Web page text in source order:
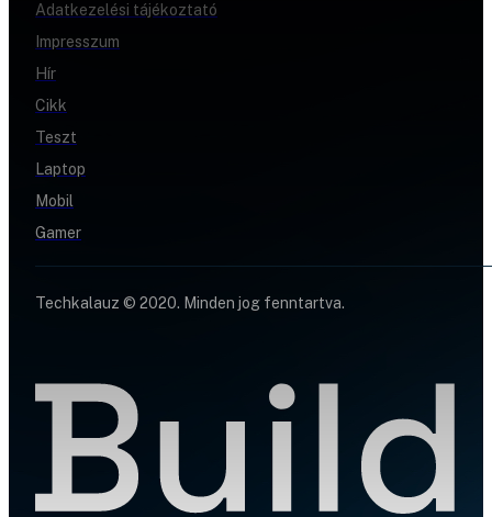
Adatkezelési tájékoztató
Impresszum
Hír
Cikk
Teszt
Laptop
Mobil
Gamer
Techkalauz © 2020. Minden jog fenntartva.